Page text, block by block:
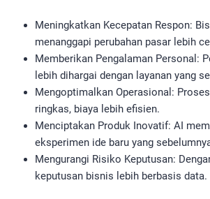
Meningkatkan Kecepatan Respon:
menanggapi perubahan pasar lebih
Memberikan Pengalaman Personal:
lebih dihargai dengan layanan yang
Mengoptimalkan Operasional:
ringkas, biaya lebih efisien.
Menciptakan Produk Inovatif: AI
eksperimen ide baru yang
Mengurangi Risiko Keputusan:
keputusan bisnis lebih berbasis data.